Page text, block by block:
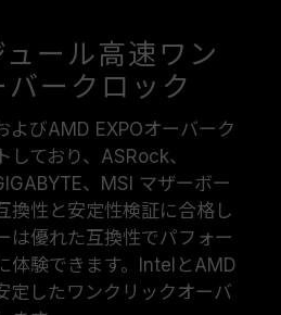
ール高速ワン
ークロック
びAMD EXPOオーバーク
ており、ASRock、
、MSI マザーボー
換性と安定性検証に合格し
は優れた互換性でパフォー
体験できます。IntelとAMD
定したワンクリックオーバ